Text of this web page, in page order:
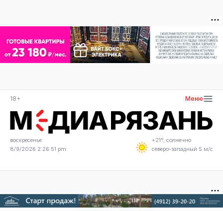
18+ Меню
воскресенье
8/9/2026 2:26:51 pm
+21°, солнечно
северо-западный 5 м/с